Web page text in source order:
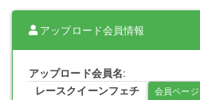
本能のままにフェチな過激アングルか
ませんか？
【2019年04月07日「あしピタっ!9 &
カメラメーカーとは思えない、腰と太
アップロード会員情報
アップロード会員名:
レースクイーンフェチ
会員ペー